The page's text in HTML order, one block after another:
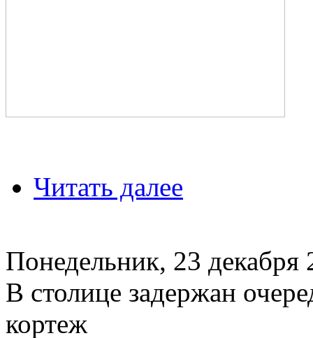
Читать далее
Понедельник, 23 декабря
В столице задержан
кортеж